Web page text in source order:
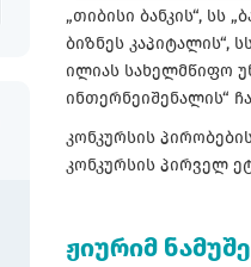
„თიბისი ბანკის“, სს
ბიზნეს კაპიტალის“,
ილიას სახელმწიფო
ინთერნეიშენალის“
კონკურსის
კონკურსის პირველ
ჟიურიმ